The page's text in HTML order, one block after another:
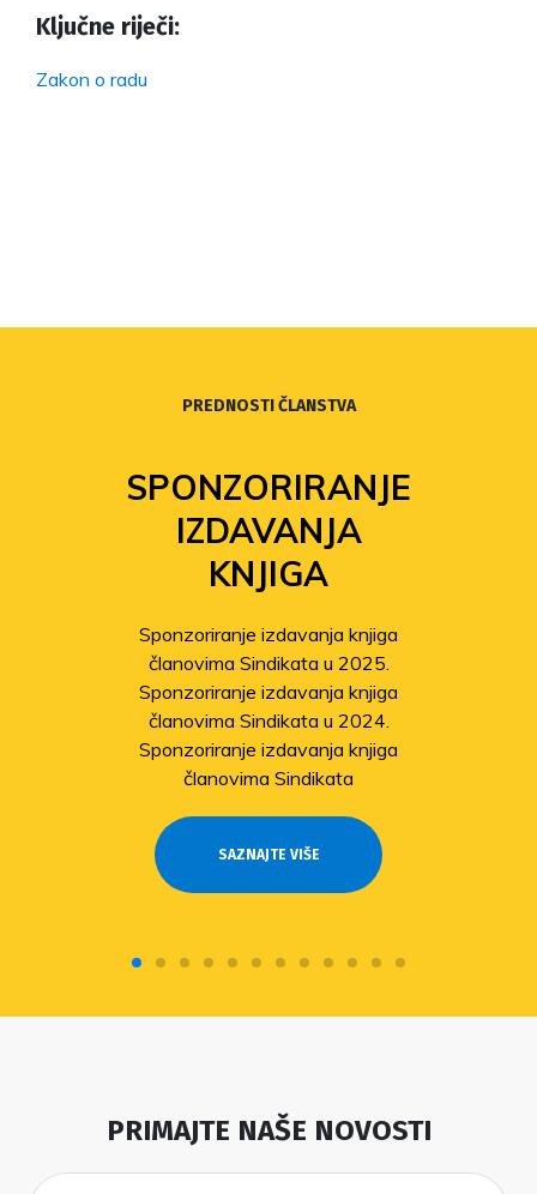
Ključne riječi:
Zakon o radu
PREDNOSTI ČLANSTVA
SPONZORIRANJE
IZDAVANJA
KNJIGA
Sponzoriranje izdavanja knjiga
članovima Sindikata u 2025.
Sponzoriranje izdavanja knjiga
članovima Sindikata u 2024.
Sponzoriranje izdavanja knjiga
članovima Sindikata
SAZNAJTE VIŠE
PRIMAJTE NAŠE NOVOSTI